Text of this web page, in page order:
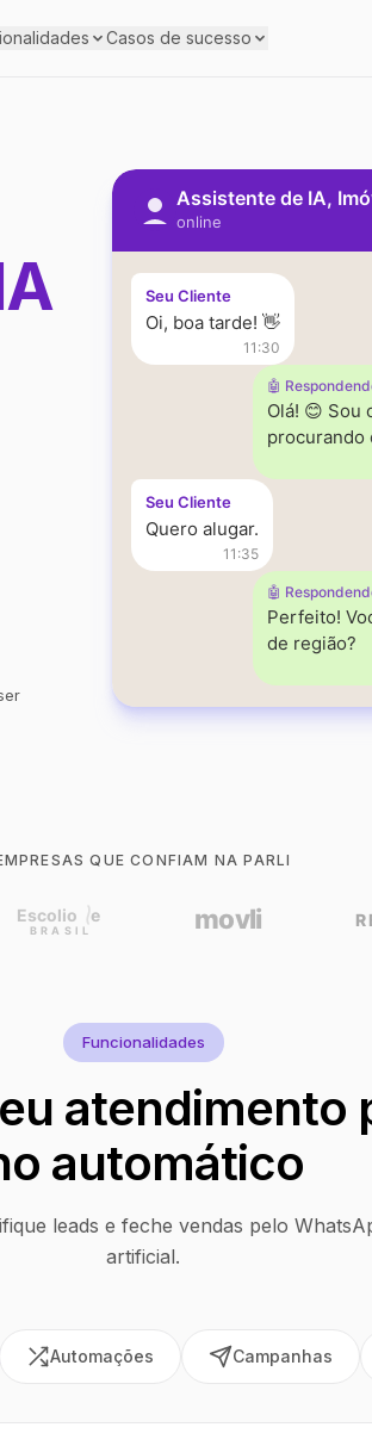
Casos de sucesso
Assistente de IA,
online
Seu Cliente
Oi, boa tarde! 👋
11:30
🤖
Olá! 😊 Sou
procurando
Seu Cliente
Quero alugar.
11:35
🤖
Perfeito!
de região?
QUE CONFIAM NA PARLI
Funcionalidades
atendimento
automático
leads e feche vendas pelo
artificial.
Automações Campanhas